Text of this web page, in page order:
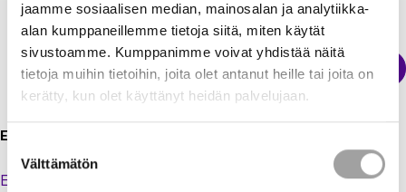
jaamme sosiaalisen median, mainosalan ja analytiikka-
alan kumppaneillemme tietoja siitä, miten käytät
sivustoamme. Kumppanimme voivat yhdistää näitä
tietoja muihin tietoihin, joita olet antanut heille tai joita on
kerätty, kun olet käyttänyt heidän palvelujaan.
Suostumuksen
valinta
Välttämätön
Energiateollisuus
Sähkökatkokartta
Energiateollisuus ry
Eteläranta 10,